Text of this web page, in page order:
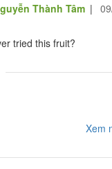
Thành Tâm |
tried this fruit?
Xem